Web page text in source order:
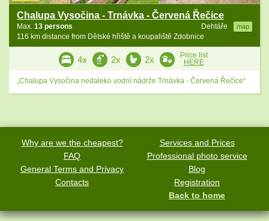
Chalupa Vysočina - Trnávka - Červená Řečice
Dehtáře map
Max. 13 persons
116 km distance from Dětské hřiště a koupaliště Zdobnice
4x 2x 2x
Price list
HERE
„Chalupa Vysočina nedaleko vodní nádrže Trnávka - Červená Řečice“
Why are we the cheapest?
Services and Prices
FAQ
Professional photo service
General Terms and Privacy
Blog
Contacts
Registration
Back to home